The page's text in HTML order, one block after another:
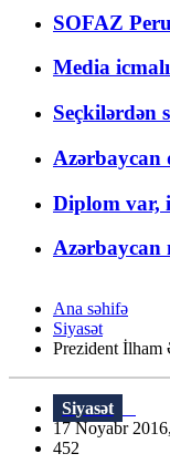
SOFAZ
Media
Seçkilərdən
Azərbaycan
Diplom var,
Azərbaycan
Ana səhifə
Siyasət
Prezident İlham
Siyasət
17 Noyabr
452